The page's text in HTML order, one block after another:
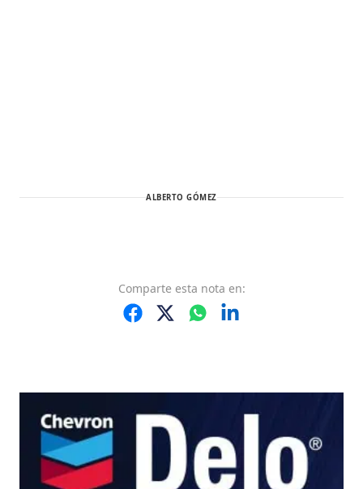
ALBERTO GÓMEZ
Comparte esta nota en: